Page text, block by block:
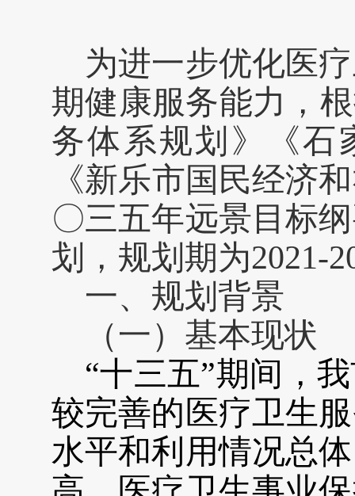
为进一步优化医
期健康服务能力，
务体系规划》
《
《新乐市国民经济
〇三五年远景目标
划，规划期为2021-
一、规划背景
（一）基本现状
“十三五”期间，
较完善的医疗卫生
水平和利用情况总